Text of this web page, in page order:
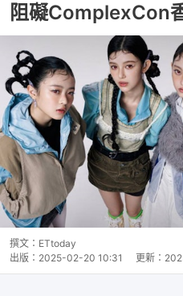
阻礙ComplexCon
撰文： ETtoday
出版： 2025-02-20 10:31 更新：